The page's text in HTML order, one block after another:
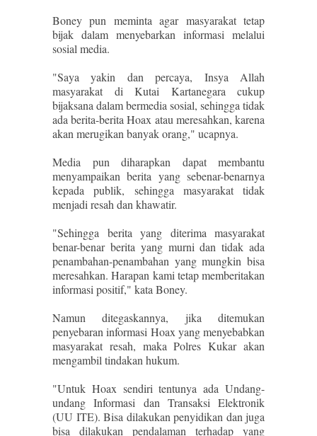
Boney pun meminta agar masyarakat tetap
bijak dalam menyebarkan informasi melalui
sosial media.
"Saya yakin dan percaya, Insya Allah
masyarakat di Kutai Kartanegara cukup
bijaksana dalam bermedia sosial, sehingga tidak
ada berita-berita Hoax atau meresahkan, karena
akan merugikan banyak orang," ucapnya.
Media pun diharapkan dapat membantu
menyampaikan berita yang sebenar-benarnya
kepada publik, sehingga masyarakat tidak
menjadi resah dan khawatir.
"Sehingga berita yang diterima masyarakat
benar-benar berita yang murni dan tidak ada
penambahan-penambahan yang mungkin bisa
meresahkan. Harapan kami tetap memberitakan
informasi positif," kata Boney.
Namun ditegaskannya, jika ditemukan
penyebaran informasi Hoax yang menyebabkan
masyarakat resah, maka Polres Kukar akan
mengambil tindakan hukum.
"Untuk Hoax sendiri tentunya ada Undang-
undang Informasi dan Transaksi Elektronik
(UU ITE). Bisa dilakukan penyidikan dan juga
bisa dilakukan pendalaman terhadap yang